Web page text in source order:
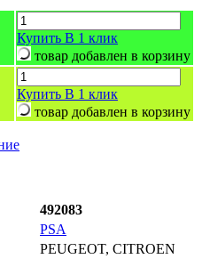
Купить В 1 клик
товар добавлен в корзину
Купить В 1 клик
товар добавлен в корзину
492083
PSA
PEUGEOT, CITROEN